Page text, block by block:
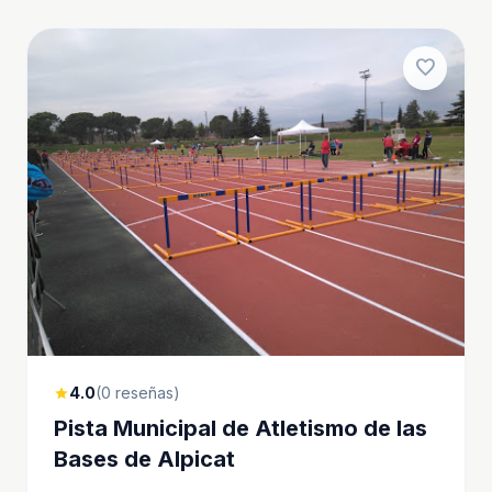
favorite
star4.0(0 reseñas)
Pista Municipal de Atletismo de las
Bases de Alpicat